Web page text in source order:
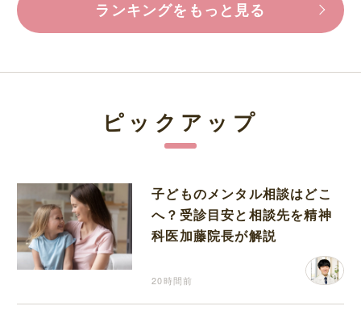
ランキングをもっと見る
ピックアップ
子どものメンタル相談はどこ
へ？受診目安と相談先を精神
科医加藤院長が解説
20時間前